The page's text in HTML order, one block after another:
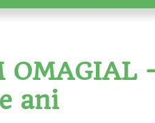
OMAGIAL
ani